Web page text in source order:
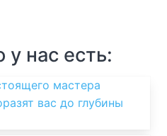
у нас есть:
мастера
вас до глубины